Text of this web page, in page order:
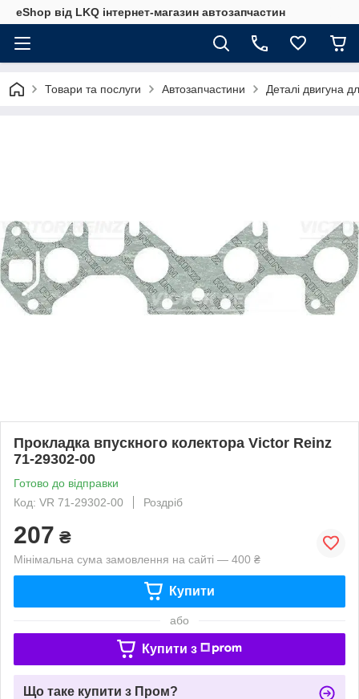
eShop від LKQ інтернет-магазин автозапчастин
Товари та послуги Автозапчастини Деталі двигуна
Прокладка впускного колектора Victor Reinz
71-29302-00
Готово до відправки
Код: VR 71-29302-00
Роздріб
207 ₴
Мінімальна сума замовлення на сайті — 400 ₴
Купити
або
Купити з
Що таке купити з Пром?